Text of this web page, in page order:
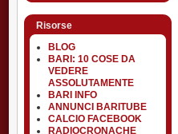
Risorse
BLOG
BARI: 10 COSE DA
VEDERE
ASSOLUTAMENTE
BARI INFO
ANNUNCI BARITUBE
CALCIO FACEBOOK
RADIOCRONACHE